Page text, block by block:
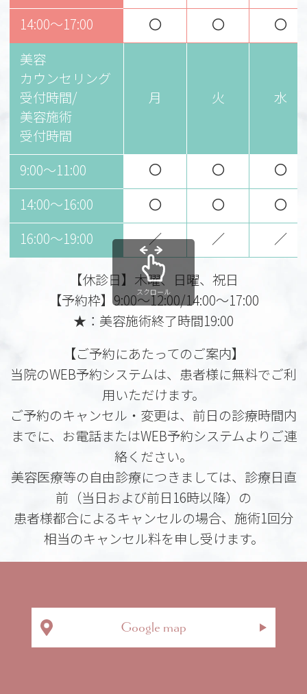
14:00～17:00
〇 〇
〇
美容
カウンセリング
受付時間/
美容施術
受付時間
月 火 水
9:00〜11:00 〇 〇
〇
14:00〜16:00
〇 〇
〇
16:00〜19:00
／ ／ ／
【休診日】木曜、日曜、祝日
【予約枠】9:00～12:00/14:00～17:00
★：美容施術終了時間19:00
【ご予約にあたってのご案内】
当院のWEB予約システムは、患者様に無料でご利
用いただけます。
ご予約のキャンセル・変更は、前日の診療時間内
までに、お電話またはWEB予約システムよりご連
絡ください。
美容医療等の自由診療につきましては、診療日直
前（当日および前日16時以降）の
患者様都合によるキャンセルの場合、施術1回分
相当のキャンセル料を申し受けます。
スクロール
Google map